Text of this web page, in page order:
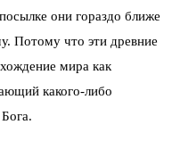
они гораздо ближе
Потому что эти древние
мира как
какого-либо